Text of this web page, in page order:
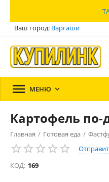
Ваш город: Варгаши
 МЕНЮ 
Картофель по-
Главная / Готовая еда /
КОД: 169